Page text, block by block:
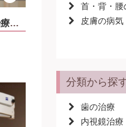
コンポジットレジンによる治療のポイントとは
首・背・腰
皮膚の病気
分類から探
歯の治療
内視鏡治療